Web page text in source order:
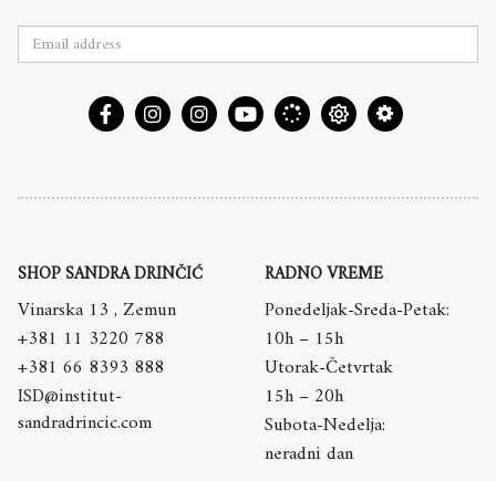
SHOP SANDRA DRINČIĆ
Vinarska 13 , Zemun
+381 11 3220 788
+381 66 8393 888
ISD@institut-
sandradrincic.com
RADNO VREME
Ponedeljak-Sreda-Petak:
10h – 15h
Utorak-Četvrtak
15h – 20h
Subota-Nedelja:
neradni dan